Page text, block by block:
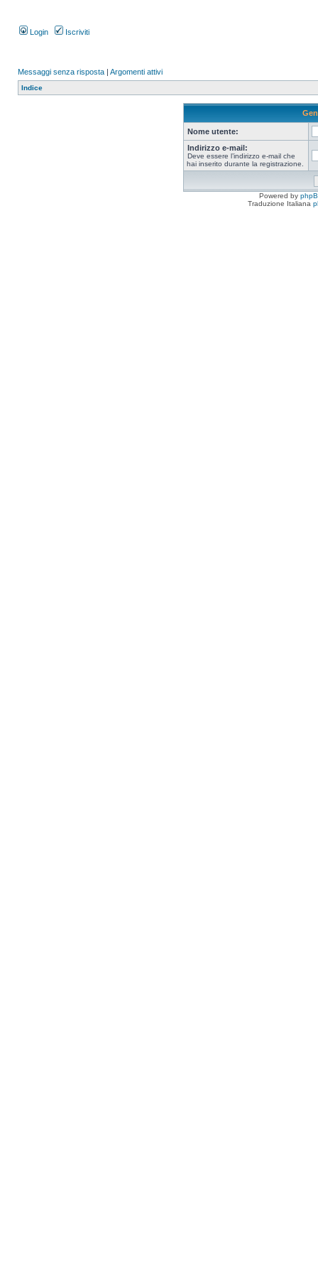
Login Iscriviti
Messaggi senza risposta | Argomenti attivi
Indice
Nome utente:
Indirizzo e-mail:
Deve essere l’indirizzo e-mail che
hai inserito durante la registrazione.
Powered by
Traduzione Italiana